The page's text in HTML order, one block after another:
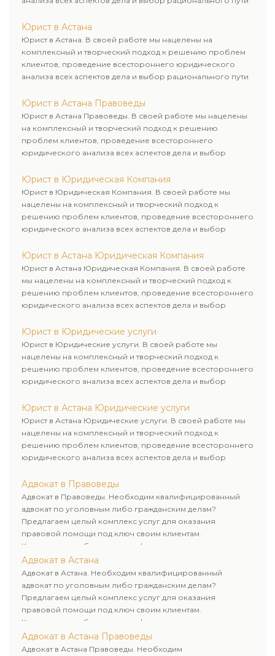
Юрист в Астана
Юрист в Астана. В своей работе мы нацелены на
комплексный и творческий подход к решению проблем
клиентов, проведение всестороннего юридического
анализа всех аспектов дела и выбор рационального пути
Юрист в Астана Правоведы
Юрист в Астана Правоведы. В своей работе мы нацелены
на комплексный и творческий подход к решению
проблем клиентов, проведение всестороннего
юридического анализа всех аспектов дела и выбор
Юрист в Юридическая Компания
Юрист в Юридическая Компания. В своей работе мы
нацелены на комплексный и творческий подход к
решению проблем клиентов, проведение всестороннего
юридического анализа всех аспектов дела и выбор
Юрист в Астана Юридическая Компания
Юрист в Астана Юридическая Компания. В своей работе
мы нацелены на комплексный и творческий подход к
решению проблем клиентов, проведение всестороннего
юридического анализа всех аспектов дела и выбор
Юрист в Юридические услуги
Юрист в Юридические услуги. В своей работе мы
нацелены на комплексный и творческий подход к
решению проблем клиентов, проведение всестороннего
юридического анализа всех аспектов дела и выбор
Юрист в Астана Юридические услуги
Юрист в Астана Юридические услуги. В своей работе мы
нацелены на комплексный и творческий подход к
решению проблем клиентов, проведение всестороннего
юридического анализа всех аспектов дела и выбор
Адвокат в Правоведы
Адвокат в Правоведы. Необходим квалифицированный
адвокат по уголовным либо гражданским делам?
Предлагаем целый комплекс услуг для оказания
правовой помощи под ключ своим клиентам.
Комплексное обслуживание физических и юридических
лиц. Индивидуальный подход к каждому клиенту.
Адвокат в Астана
Адвокат в Астана. Необходим квалифицированный
адвокат по уголовным либо гражданским делам?
Предлагаем целый комплекс услуг для оказания
правовой помощи под ключ своим клиентам.
Комплексное обслуживание физических и юридических
лиц. Индивидуальный подход к каждому клиенту.
Адвокат в Астана Правоведы
Адвокат в Астана Правоведы. Необходим